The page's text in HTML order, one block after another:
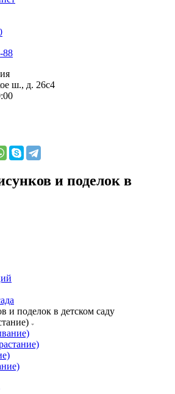
88
ш., д. 26с4
и поделок в
и поделок в детском саду